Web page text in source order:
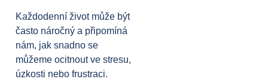
Každodenní život může být
často náročný a připomíná
nám, jak snadno se
můžeme ocitnout ve stresu,
úzkosti nebo frustraci.